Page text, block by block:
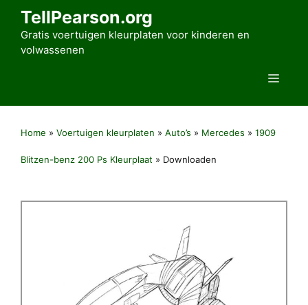
TellPearson.org
Gratis voertuigen kleurplaten voor kinderen en
volwassenen
Menu
Home » Voertuigen kleurplaten » Auto’s » Mercedes » 1909
Blitzen-benz 200 Ps Kleurplaat » Downloaden